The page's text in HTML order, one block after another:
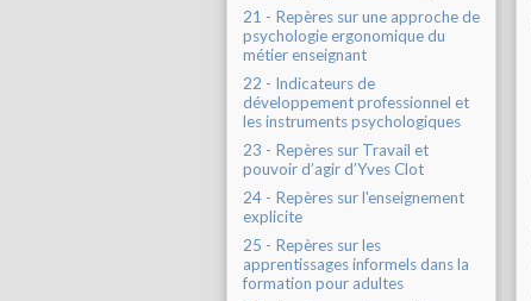
21 - Repères sur une approche de
psychologie ergonomique du
métier enseignant
22 - Indicateurs de
développement professionnel et
les instruments psychologiques
23 - Repères sur Travail et
pouvoir d’agir d’Yves Clot
24 - Repères sur l'enseignement
explicite
25 - Repères sur les
apprentissages informels dans la
formation pour adultes